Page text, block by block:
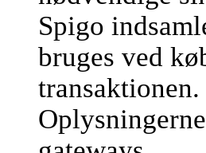
Spigo
bruges ved